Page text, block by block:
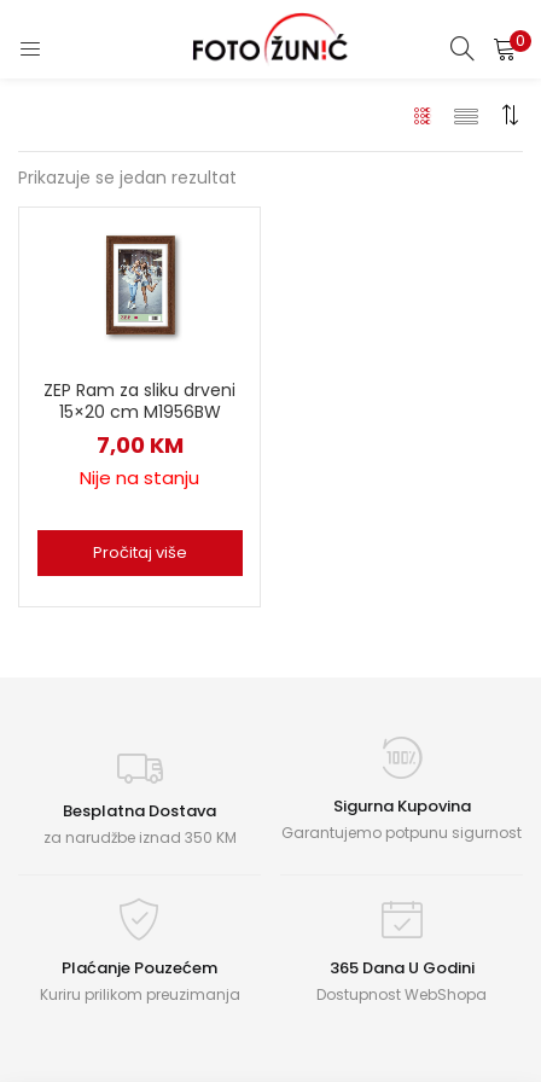
0
Prikazuje se jedan rezultat
ZEP Ram za sliku drveni
15×20 cm M1956BW
7,00 KM
Nije na stanju
Pročitaj više
Besplatna Dostava
za narudžbe iznad 350 KM
Sigurna Kupovina
Garantujemo potpunu sigurnost
Plaćanje Pouzećem
Kuriru prilikom preuzimanja
365 Dana U Godini
Dostupnost WebShopa